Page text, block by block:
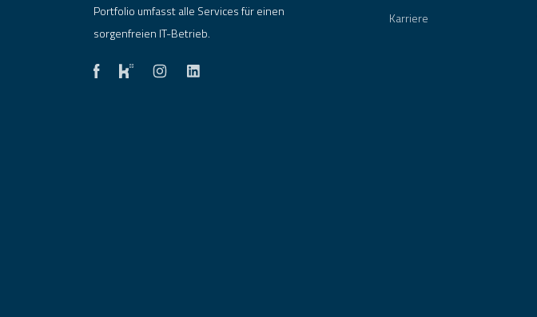
Portfolio umfasst alle Services für einen
sorgenfreien IT-Betrieb.
Karriere